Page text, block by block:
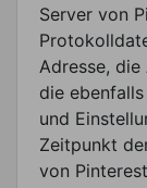
Server von
Adresse,
die
und
Zeitpunkt
von